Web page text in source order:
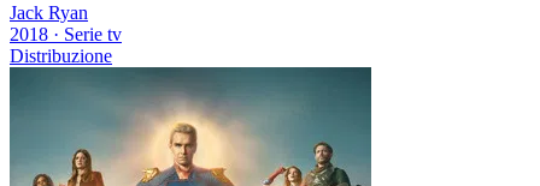
Jack Ryan
2018 · Serie tv
Distribuzione